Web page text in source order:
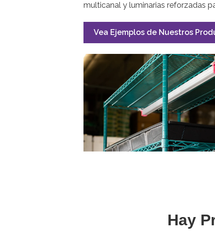
multicanal y luminarias reforzadas
Vea Ejemplos de Nuestros
Hay